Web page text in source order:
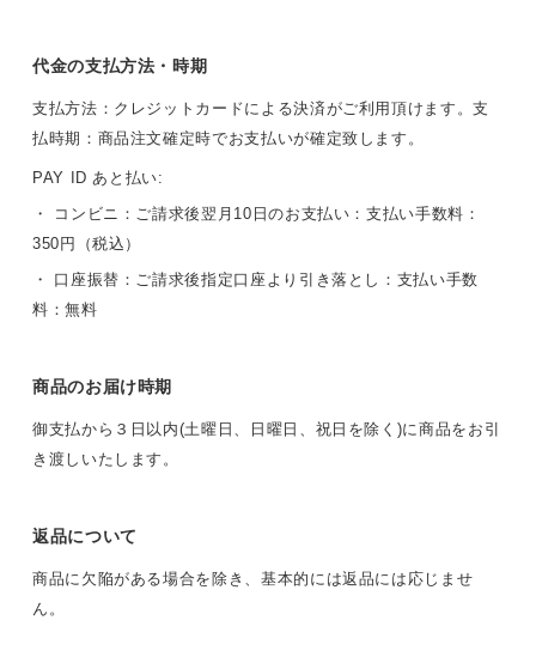
代金の支払方法・時期
支払方法：クレジットカードによる決済がご利用頂けます。支
払時期：商品注文確定時でお支払いが確定致します。
PAY ID あと払い:
・ コンビニ：ご請求後翌月10日のお支払い：支払い手数料：
350円（税込）
・ 口座振替：ご請求後指定口座より引き落とし：支払い手数
料：無料
商品のお届け時期
御支払から３日以内(土曜日、日曜日、祝日を除く)に商品をお引
き渡しいたします。
返品について
商品に欠陥がある場合を除き、基本的には返品には応じませ
ん。